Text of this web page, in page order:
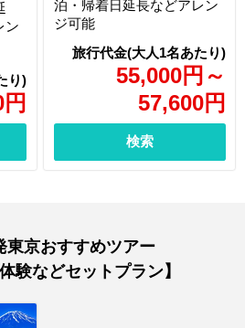
円
ン
55,000円 ～
57,600円
泊・帰着日延長などアレン
ジ可能
検索
東京おすすめツアー
験などセットプラン】